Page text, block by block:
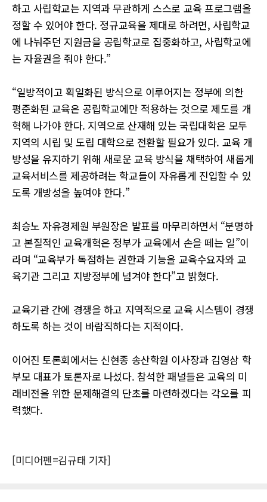
하고 사립학교는 지역과 무관하게 스스로 교육 프로그램을
정할 수 있어야 한다. 정규교육을 제대로 하려면, 사립학교
에 나눠주던 지원금을 공립학교로 집중화하고, 사립학교에
는 자율권을 줘야 한다.”
“일방적이고 획일화된 방식으로 이루어지는 정부에 의한
평준화된 교육은 공립학교에만 적용하는 것으로 제도를 개
혁해 나가야 한다. 지역으로 산재해 있는 국립대학은 모두
지역의 시립 및 도립 대학으로 전환할 필요가 있다. 교육 개
방성을 유지하기 위해 새로운 교육 방식을 채택하여 새롭게
교육서비스를 제공하려는 학교들이 자유롭게 진입할 수 있
도록 개방성을 높여야 한다.”
최승노 자유경제원 부원장은 발표를 마무리하면서 “분명하
고 본질적인 교육개혁은 정부가 교육에서 손을 떼는 일”이
라며 “교육부가 독점하는 권한과 기능을 교육수요자와 교
육기관 그리고 지방정부에 넘겨야 한다”고 밝혔다.
교육기관 간에 경쟁을 하고 지역적으로 교육 시스템이 경쟁
하도록 하는 것이 바람직하다는 지적이다.
이어진 토론회에서는 신현종 송산학원 이사장과 김영삼 학
부모 대표가 토론자로 나섰다. 참석한 패널들은 교육의 미
래비전을 위한 문제해결의 단초를 마련하겠다는 각오를 피
력했다.
[미디어펜=김규태 기자]